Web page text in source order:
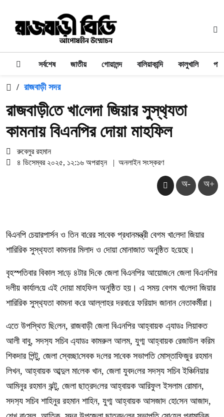
সর্বশেষ জাতীয় গোয়ালন্দ বালিয়াকান্দি কালুখালি
/ রাজবাড়ী সদর
রাজবাড়ী‌তে খা‌লেদা জিয়ার সুস্থ‌্যতা
কামনায় বিএন‌পির দোয়া মাহফিল
রুবেলুর রহমান
৪ ডিসেম্বর ২০২৫, ১২:১৬ অপরাহ্ন
| অনলাইন সংস্করণ
অ- অ+
বিএন‌পি চেয়ারপার্সন ও তিন বা‌রের সা‌বেক প্রধানমন্ত্রী বেগম খা‌লেদা জিয়ার
শা‌রি‌রিক সুস্থ‌্যতা কামনার মিলাদ ও দোয়া মোনাজাত অনু‌ষ্ঠিত হ‌য়েছে।
বৃহস্প‌তিবার বিকাল সা‌ড়ে ৪টার দি‌কে জেলা বিএন‌পির আয়োজ‌নে জেলা বিএন‌পির
দলীয় কার্যাল‌য়ে এই দোয়া মাহ‌ফিল অনু‌ষ্ঠিত হয়। এ সময় বেগম খা‌লেদা জিয়ার
শা‌রি‌রিক সুস্থ‌্যতা কামনা ক‌রে আল্লাহর দরবা‌রে ফ‌রিয়াদ জানান নেতাকর্মীরা।
এতে উপ‌স্থিত ছি‌লেন, রাজবাড়ী জেলা বিএন‌পির আহ্বায়ক এ‌্যাডঃ লিয়াকত
আলী বাবু, সদস‌্য স‌চিব এ‌্যাডঃ কামরুল আলম, যুগ্ম আহ্বায়ক রেজাউল ক‌রিম
শিকদার পিন্টু, জেলা স্বেচ্ছা‌সেবক দ‌লের সা‌বেক সভাপ‌তি মোস্তা‌ফিজুর রহমান
লিখন, আহ্বায়ক আব্দুল মা‌লেক খান, জেলা যুবদ‌লের সদস‌্য স‌চিব ইঞ্চি‌নিয়ার
আমিনুর রহমান ঝন্টু, জেলা ছাত্রদ‌লের আহ্বায়ক আরিফুল ইসলাম রোমান,
সদস‌্য স‌চিব শা‌হিনুর রহমান শা‌হিন, যুগ্ম আহ্বায়ক আসজাদ হো‌সেন আজাদ,